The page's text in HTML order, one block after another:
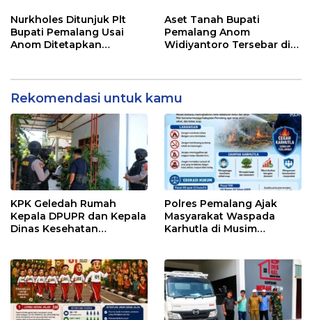
Nurkholes Ditunjuk Plt
Bupati Pemalang Usai
Anom Ditetapkan
Aset Tanah Bupati
Pemalang Anom
Widiyantoro Tersebar di
Rekomendasi untuk kamu
KPK Geledah Rumah
Kepala DPUPR dan Kepala
Dinas Kesehatan
Polres Pemalang Ajak
Masyarakat Waspada
Karhutla di Musim